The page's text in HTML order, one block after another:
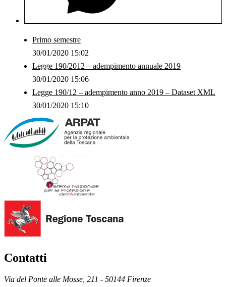
Primo semestre
30/01/2020 15:02
Legge 190/2012 – adempimento annuale 2019
30/01/2020 15:06
Legge 190/12 – adempimento anno 2019 – Dataset XML
30/01/2020 15:10
Contatti
Via del Ponte alle Mosse, 211 - 50144 Firenze